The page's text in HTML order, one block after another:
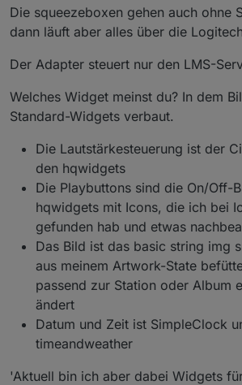
Sieht gut aus, würde ich gerne
Gruß Eisbaeeer
Die squeezeboxen gehen auch ohne
dann läuft aber alles über die
Der Adapter steuert nur den LMS-
Welches Widget meinst du? In dem
Standard-Widgets verbaut.
Die Lautstärkesteuerung ist der
den hqwidgets
Die Playbuttons sind die On/Off-
hqwidgets mit Icons, die ich bei
gefunden hab und etwas
Das Bild ist das basic string img
aus meinem Artwork-State
passend zur Station oder Album
ändert
Datum und Zeit ist SimpleClock
timeandweather
'Aktuell bin ich aber dabei Widgets